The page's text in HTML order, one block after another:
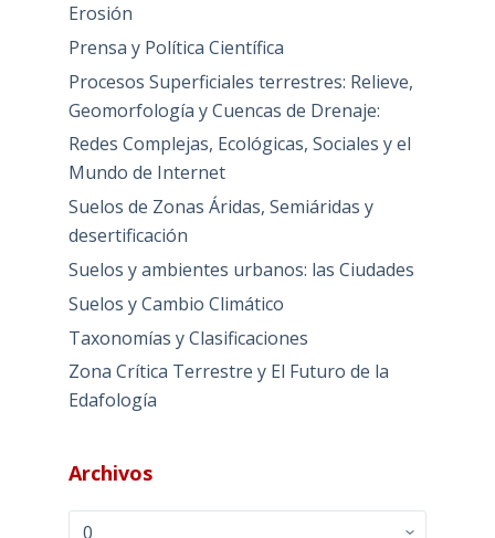
Erosión
Prensa y Política Científica
Procesos Superficiales terrestres: Relieve,
Geomorfología y Cuencas de Drenaje:
Redes Complejas, Ecológicas, Sociales y el
Mundo de Internet
Suelos de Zonas Áridas, Semiáridas y
desertificación
Suelos y ambientes urbanos: las Ciudades
Suelos y Cambio Climático
Taxonomías y Clasificaciones
Zona Crítica Terrestre y El Futuro de la
Edafología
Archivos
Archivos